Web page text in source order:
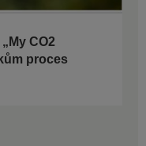
CO2
proces